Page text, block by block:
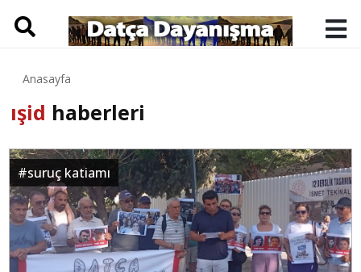
Anasayfa
ışid haberleri
#suruç katiamı